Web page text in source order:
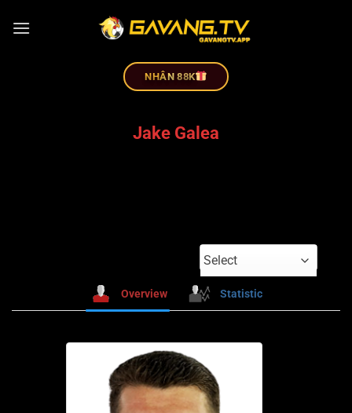
NHÂN 88K
Jake Galea
Select
Overview Statistic